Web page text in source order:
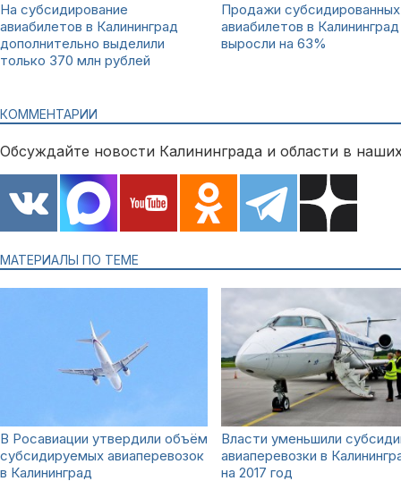
На субсидирование
авиабилетов в Калининград
дополнительно выделили
только 370 млн рублей
Продажи субсидированных
авиабилетов в Калининград
выросли на 63%
КОММЕНТАРИИ
Обсуждайте новости Калининграда и области в
МАТЕРИАЛЫ ПО ТЕМЕ
В Росавиации утвердили объём
субсидируемых авиаперевозок
в Калининград
Власти уменьшили
авиаперевозки в
на 2017 год